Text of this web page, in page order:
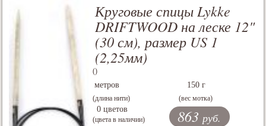
Круговые спицы Lykke
DRIFTWOOD на леске 12"
(30 см), размер US 1
(2,25мм)
()
метров
(длина нити)
150 г
(вес мотка)
0 цветов
(цвета в наличии) 863 руб.